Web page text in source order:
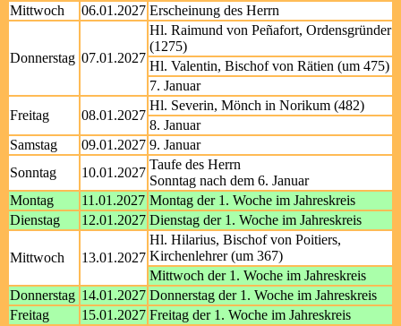
Mittwoch
06.01.2027 Erscheinung des Herrn
Donnerstag 07.01.2027
Hl. Raimund von Peñafort, Ordensgründer
(1275)
Hl. Valentin, Bischof von Rätien (um 475)
7. Januar
Freitag
08.01.2027
Hl. Severin, Mönch in Norikum (482)
8. Januar
Samstag
09.01.2027 9. Januar
Sonntag
10.01.2027
Taufe des Herrn
Sonntag nach dem 6. Januar
Montag
11.01.2027 Montag der 1. Woche im Jahreskreis
Dienstag
12.01.2027 Dienstag der 1. Woche im Jahreskreis
Mittwoch 13.01.2027
Hl. Hilarius, Bischof von Poitiers,
Kirchenlehrer (um 367)
Mittwoch der 1. Woche im Jahreskreis
Donnerstag 14.01.2027 Donnerstag der 1. Woche im Jahreskreis
Freitag
15.01.2027 Freitag der 1. Woche im Jahreskreis